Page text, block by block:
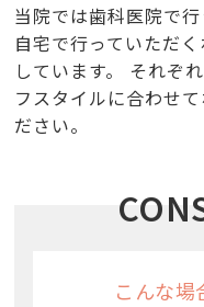
当院では歯科医院で
自宅で行っていただ
しています。 それぞ
フスタイルに合わせ
ださい。
こんな場